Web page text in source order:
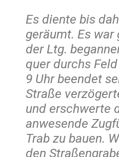
Es diente bis
geräumt. Es
der Ltg.
quer durchs
9 Uhr beendet
Straße
und erschwerte
anwesende
Trab zu bauen.
den